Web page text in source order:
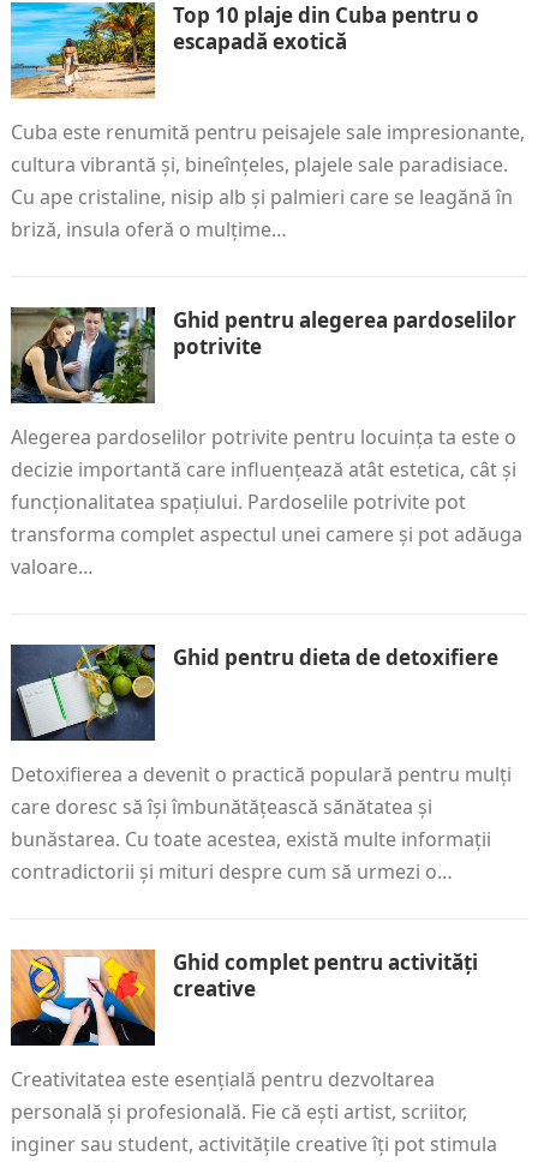
Top 10 plaje din Cuba pentru o
escapadă exotică
Cuba este renumită pentru peisajele sale impresionante,
cultura vibrantă și, bineînțeles, plajele sale paradisiace.
Cu ape cristaline, nisip alb și palmieri care se leagănă în
briză, insula oferă o mulțime…
Ghid pentru alegerea pardoselilor
potrivite
Alegerea pardoselilor potrivite pentru locuința ta este o
decizie importantă care influențează atât estetica, cât și
funcționalitatea spațiului. Pardoselile potrivite pot
transforma complet aspectul unei camere și pot adăuga
valoare…
Ghid pentru dieta de detoxifiere
Detoxifierea a devenit o practică populară pentru mulți
care doresc să își îmbunătățească sănătatea și
bunăstarea. Cu toate acestea, există multe informații
contradictorii și mituri despre cum să urmezi o…
Ghid complet pentru activități
creative
Creativitatea este esențială pentru dezvoltarea
personală și profesională. Fie că ești artist, scriitor,
inginer sau student, activitățile creative îți pot stimula